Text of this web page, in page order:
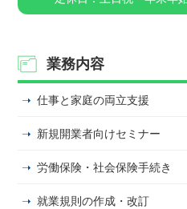
業務内容
仕事と家庭の両立支援
新規開業者向けセミナー
労働保険・社会保険手続き
就業規則の作成・改訂